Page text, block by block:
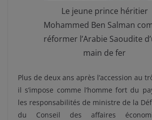
Le jeune prince héritier
Mohammed Ben Salman
réformer l’Arabie Saoudite
main de fer
Plus de deux ans après l’accession au
il s’impose comme l’homme fort du
les responsabilités de ministre de la
du Conseil des affaires